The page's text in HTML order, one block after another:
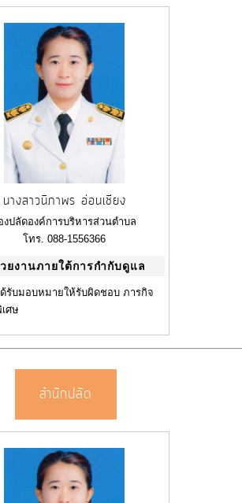
นางสาวนิภาพร อ่อนเชียง
งปลัดองค์การบริหารส่วนตำบล
โทร. 088-1556366
ยงานภายใต้การกำกับดูแล
รับมอบหมายให้รับผิดชอบ ภารกิจ
ศษ
สำนักปลัด